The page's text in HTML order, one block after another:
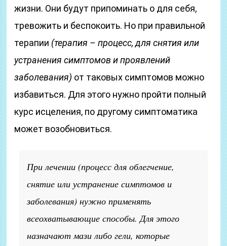
жизни. Они будут припоминать о для себя,
тревожить и беспокоить. Но при правильной
терапии (терапия – процесс, для снятия или
устранения симптомов и проявлений
заболевания) от таковых симптомов можно
избавиться. Для этого нужно пройти полный
курс исцеления, по другому симптоматика
может возобновиться.
При лечении(процесс для облегчение,
снятие или устранение симптомов и
заболевания) нужно применять
всеохватывающие способы. Для этого
назначают мази либо гели, которые